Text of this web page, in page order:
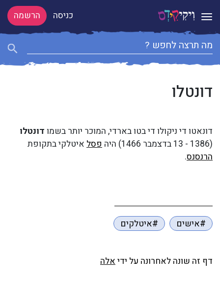
Toggle navigation כניסה הרשמה
דונטלו
דונאטו די ניקולו די בטו בארדי, המוכר יותר בשמו דונטלו
(1386 - 13 בדצמבר 1466) היה
פסל איטלקי בתקופת
הרנסנס.
#אישים #איטלקים
דף זה שונה לאחרונה על ידיאלה